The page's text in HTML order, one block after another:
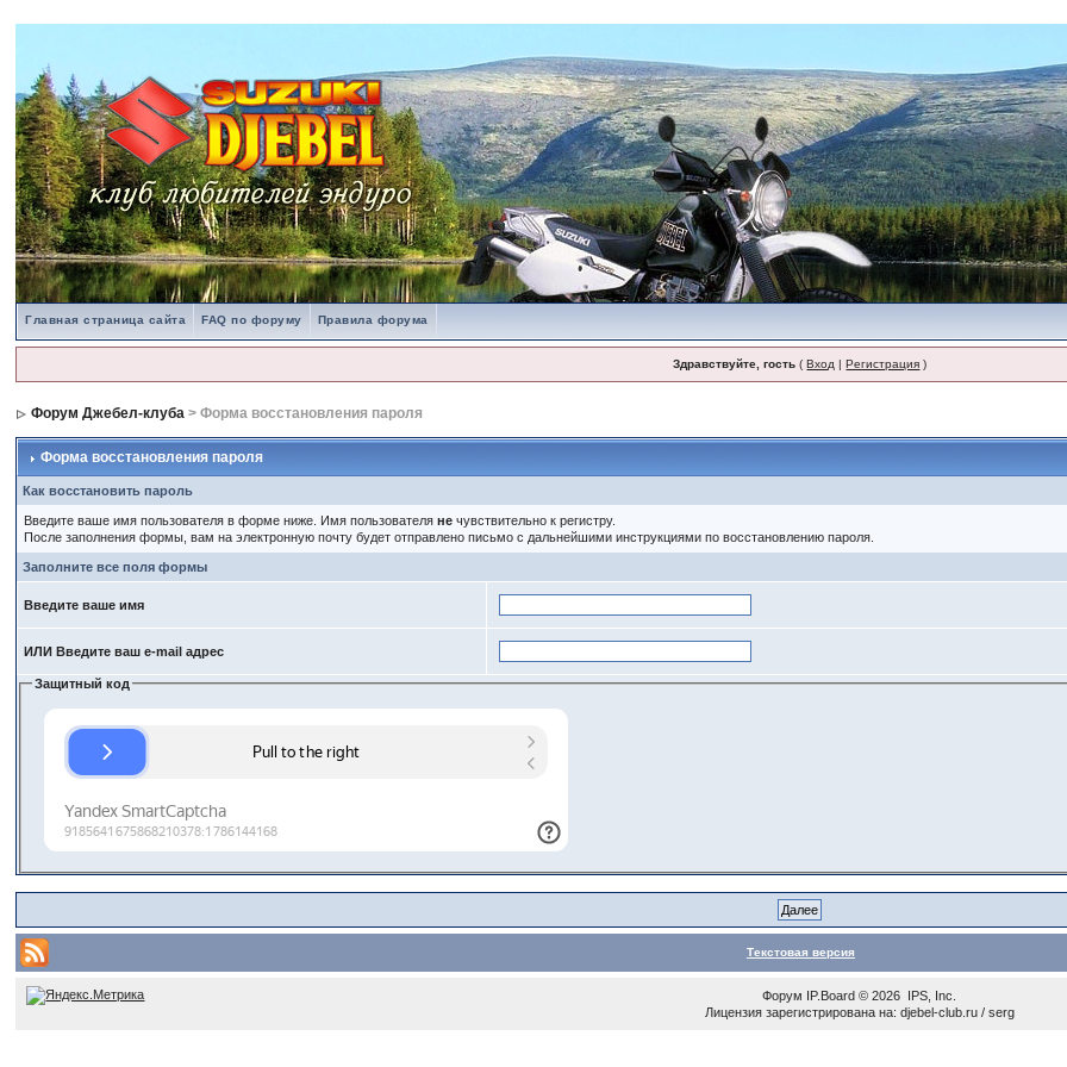
Главная страница сайта FAQ по форуму Правила форума
Здравствуйте, гость (Вход |Регистрация )
Форум Джебел-клуба > Форма восстановления пароля
Форма восстановления пароля
Как восстановить пароль
Введите ваше имя пользователя в форме ниже. Имя пользователяне чувствительно к регистру.
После заполнения формы, вам на электронную почту будет отправлено письмо с дальнейшими инструкциями по восстановлению пароля.
Заполните все поля формы
Введите ваше имя
ИЛИ Введите ваш e-mail адрес
Защитный код
Текстовая версия
Форум IP.Board © 2026 IPS, Inc
Лицензия зарегистрирована на: djebel-club.ru / serg